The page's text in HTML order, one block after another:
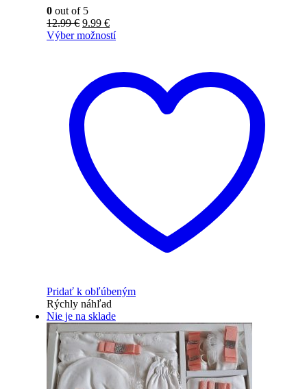
0 out of 5
12.99€ 9.99 €
Výber možností
Pridať k obľúbeným
Rýchly náhľad
Nie je na sklade